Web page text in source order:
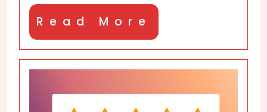
Read More
More